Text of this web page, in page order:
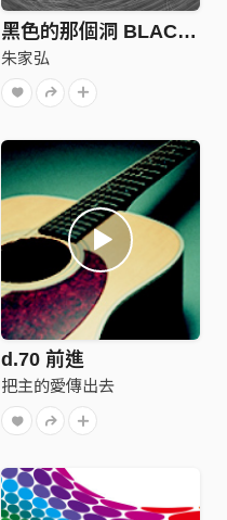
黑色的那個洞 BLACK HOLE
朱家弘
d.70 前進
把主的愛傳出去